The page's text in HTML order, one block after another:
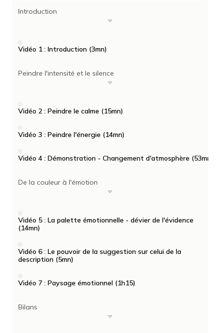
Introduction
Vidéo 1 : Introduction (3mn)
Peindre l'intensité et le silence
Vidéo 2 : Peindre le calme (15mn)
Vidéo 3 : Peindre l'énergie (14mn)
Vidéo 4 : Démonstration - Changement d'atmosphère (53mn)
De la couleur à l'émotion
Vidéo 5 : La palette émotionnelle - dévier de l'évidence
(14mn)
Vidéo 6 : Le pouvoir de la suggestion sur celui de la
description (5mn)
Vidéo 7 : Paysage émotionnel (1h15)
Bilans